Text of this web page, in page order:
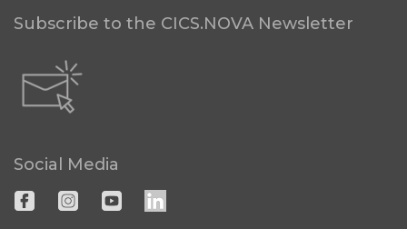
Subscribe to the CICS.NOVA Newsletter
Social Media